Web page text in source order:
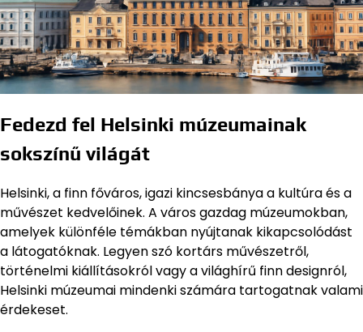
Fedezd fel Helsinki múzeumainak
sokszínű világát
Helsinki, a finn főváros, igazi kincsesbánya a kultúra és a
művészet kedvelőinek. A város gazdag múzeumokban,
amelyek különféle témákban nyújtanak kikapcsolódást
a látogatóknak. Legyen szó kortárs művészetről,
történelmi kiállításokról vagy a világhírű finn designról,
Helsinki múzeumai mindenki számára tartogatnak valami
érdekeset.